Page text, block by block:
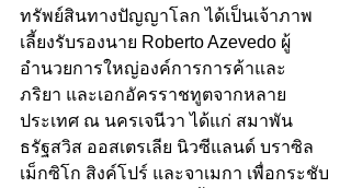
ทรัพย์สินทางปัญญาโลก ได้เป็นเจ้าภาพ
เลี้ยงรับรองนาย Roberto Azevedo ผู้
อำนวยการใหญ่องค์การการค้าและ
ภริยา และเอกอัครราชทูตจากหลาย
ประเทศ ณ นครเจนีวา ได้แก่ สมาพัน
ธรัฐสวิส ออสเตรเลีย นิวซีแลนด์ บราซิล
เม็กซิโก สิงค์โปร์ และจาเมกา เพื่อกระชับ